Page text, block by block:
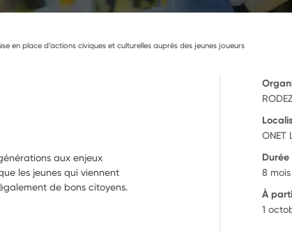
en place d’actions civiques et culturelles auprès des jeunes joueurs
aux enjeux
les jeunes qui viennent
de bons citoyens.
ONET
Durée
8 mois
À
1